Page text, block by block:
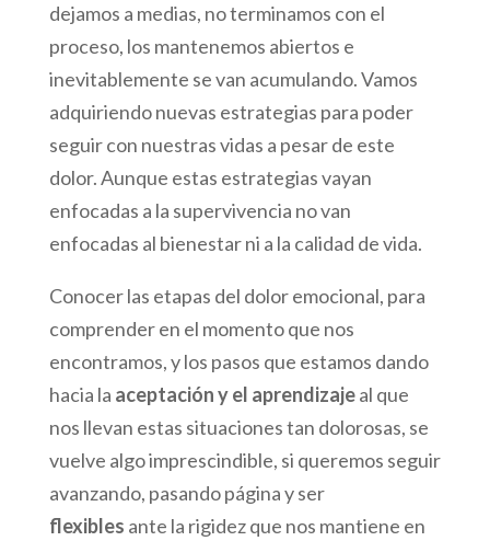
dejamos a medias, no terminamos con el
proceso, los mantenemos abiertos e
inevitablemente se van acumulando. Vamos
adquiriendo nuevas estrategias para poder
seguir con nuestras vidas a pesar de este
dolor. Aunque estas estrategias vayan
enfocadas a la supervivencia no van
enfocadas al bienestar ni a la calidad de vida.
Conocer las etapas del dolor emocional, para
comprender en el momento que nos
encontramos, y los pasos que estamos dando
hacia la aceptación y el aprendizajeal que
nos llevan estas situaciones tan dolorosas, se
vuelve algo imprescindible, si queremos seguir
avanzando, pasando página y ser
flexibles ante la rigidez que nos mantiene en